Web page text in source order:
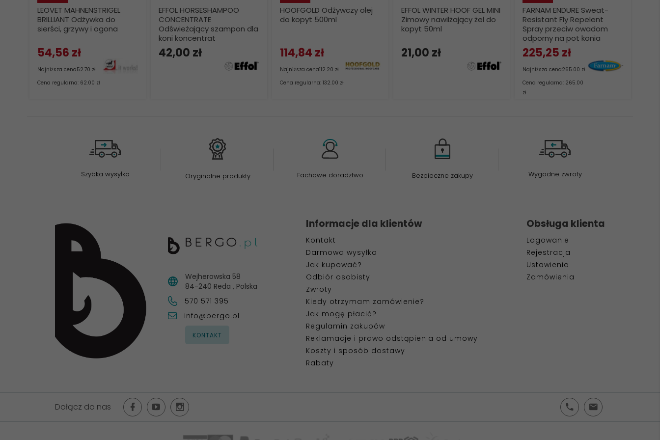
LEOVET MAHNENSTRIGEL
BRILLIANT Odżywka do
sierści, grzywy i ogona
54,56 zł
Najniższa cena52.70 zł
Cena regularna: 62.00 zł
EFFOL HORSESHAMPOO
CONCENTRATE
Odświeżający szampon dla
koni koncentrat
42,00 zł
HOOFGOLD Odżywczy olej
do kopyt 500ml
114,84 zł
Najniższa cena112.20 zł
Cena regularna: 132.00 zł
EFFOL WINTER HOOF GEL MINI
Zimowy nawilżający żel do
kopyt 50ml
21,00 zł
FARNAM ENDURE Sweat-
Resistant Fly Repelent
Spray przeciw owadom
odporny na pot konia
950ml
225,25 zł
Najniższa cena265.00 zł
Cena regularna: 265.00
zł
Szybka wysyłka Oryginalne produkty Fachowe doradztwo Bezpieczne zakupy Wygodne zwroty
Wejherowska 58
84-240 Reda , Polska
570 571 395
info@bergo.pl
KONTAKT
Informacje dla klientów
Kontakt
Darmowa wysyłka
Jak kupować?
Odbiór osobisty
Zwroty
Kiedy otrzymam zamówienie?
Jak mogę płacić?
Regulamin zakupów
Reklamacje i prawo odstąpienia od umowy
Koszty i sposób dostawy
Rabaty
Obsługa klienta
Logowanie
Rejestracja
Ustawienia
Zamówienia
Dołącz do nas